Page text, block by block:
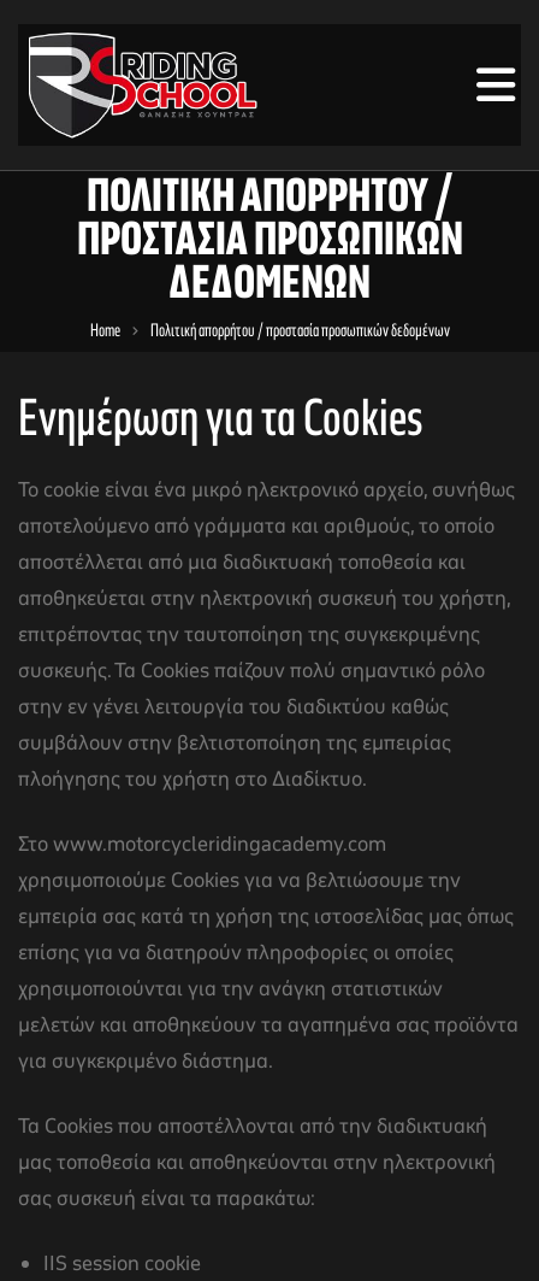
ΠΟΛΙΤΙΚΉ ΑΠΟΡΡΉΤΟΥ /
ΠΡΟΣΤΑΣΊΑ ΠΡΟΣΩΠΙΚΏΝ
ΔΕΔΟΜΈΝΩΝ
Home Πολιτική απορρήτου / προστασία προσωπικών δεδομένων
Ενημέρωση για τα Cookies
Το cookie είναι ένα μικρό ηλεκτρονικό αρχείο, συνήθως
αποτελούμενο από γράμματα και αριθμούς, το οποίο
αποστέλλεται από μια διαδικτυακή τοποθεσία και
αποθηκεύεται στην ηλεκτρονική συσκευή του χρήστη,
επιτρέποντας την ταυτοποίηση της συγκεκριμένης
συσκευής. Τα Cookies παίζουν πολύ σημαντικό ρόλο
στην εν γένει λειτουργία του διαδικτύου καθώς
συμβάλουν στην βελτιστοποίηση της εμπειρίας
πλοήγησης του χρήστη στο Διαδίκτυο.
Στο www.motorcycleridingacademy.com
χρησιμοποιούμε Cookies για να βελτιώσουμε την
εμπειρία σας κατά τη χρήση της ιστοσελίδας μας όπως
επίσης για να διατηρούν πληροφορίες οι οποίες
χρησιμοποιούνται για την ανάγκη στατιστικών
μελετών και αποθηκεύουν τα αγαπημένα σας προϊόντα
για συγκεκριμένο διάστημα.
Τα Cookies που αποστέλλονται από την διαδικτυακή
μας τοποθεσία και αποθηκεύονται στην ηλεκτρονική
σας συσκευή είναι τα παρακάτω:
IIS session cookie